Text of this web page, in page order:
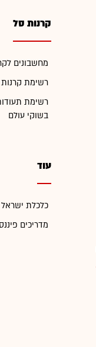
קרנות סל
מחשבונים
רשימת
רשימת
בשוקי עולם
עוד
כלכלת ישראל
מדריכים